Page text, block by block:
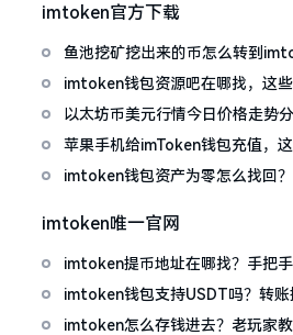
imtoken官方下载
鱼池挖矿挖出来的币怎么转到
imtoken钱包资源吧在哪找，这
以太坊币美元行情今日价格走势
免追涨杀跌被套牢
苹果手机给imToken钱包充值，
imtoken钱包资产为零怎么找回
imtoken唯一官网
imtoken提币地址在哪找？手把
imtoken钱包支持USDT吗？转账
imtoken怎么存钱进去？老玩家